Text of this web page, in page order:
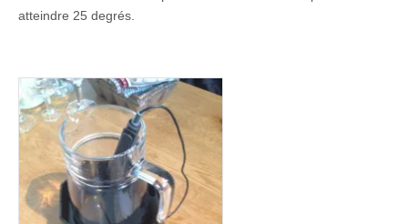
atteindre 25 degrés.